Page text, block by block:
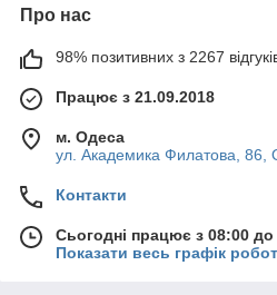
Про нас
98% позитивних з 2267
Працює з 21.09.2018
м. Одеса
ул. Академика Филатова, 86,
Контакти
Сьогодні працює з 08:00 до
Показати весь графік